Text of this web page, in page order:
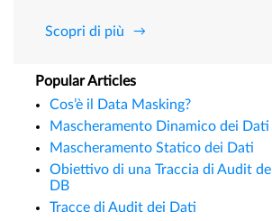
Scopri di più
Popular Articles
Cos’è il Data Masking?
Mascheramento Dinamico dei Dati
Mascheramento Statico dei Dati
Obiettivo di una Traccia di Audit del
DB
Tracce di Audit dei Dati